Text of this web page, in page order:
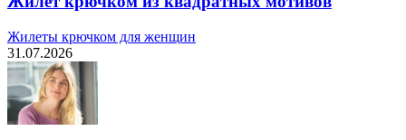
Жилеты крючком для женщин
31.07.2026